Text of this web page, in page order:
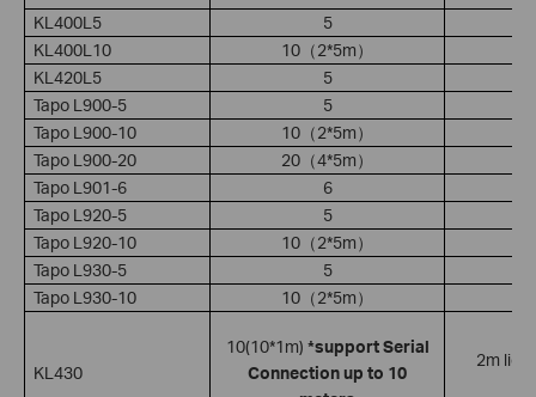
KL400L5
5
KL400L10
10（2*5m）
KL420L5
5
Tapo L900-5
5
Tapo L900-10
10（2*5m）
Tapo L900-20
20（4*5m）
Tapo L901-6
6
Tapo L920-5
5
Tapo L920-10
10（2*5m）
Tapo L930-5
5
Tapo L930-10
10（2*5m）
KL430
10(10*1m) *support Serial
Connection up to 10
2m